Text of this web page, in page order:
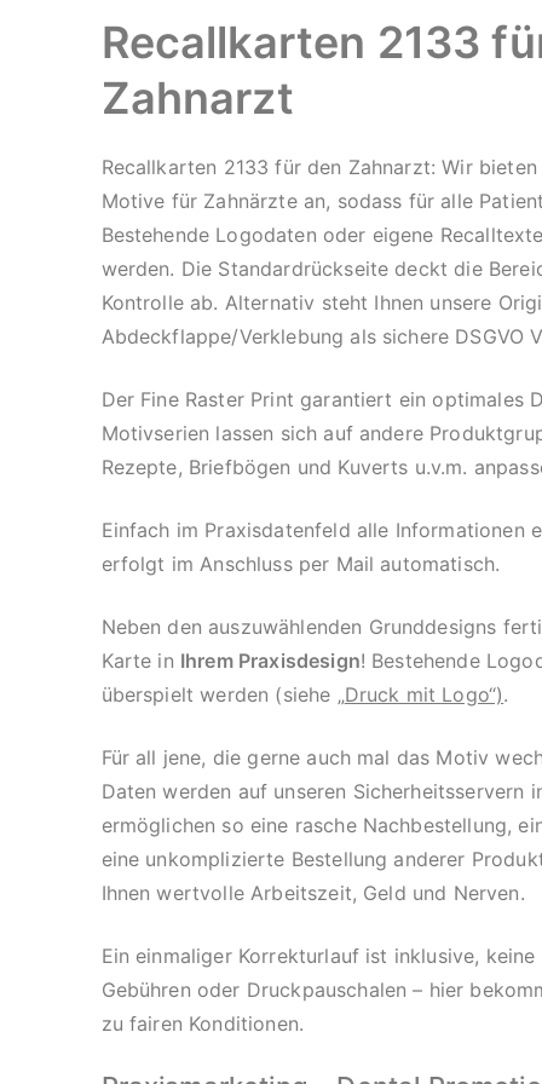
Recallkarten 2133
Zahnarzt
Recallkarten 2133 für den Zahnarzt: Wir
Motive für Zahnärzte an, sodass für alle
Bestehende Logodaten oder eigene
werden. Die Standardrückseite deckt die
Kontrolle ab. Alternativ steht Ihnen unsere
Abdeckflappe/Verklebung als sichere DSGVO
Der Fine Raster Print garantiert ein optimales
Motivserien lassen sich auf andere
Rezepte, Briefbögen und Kuverts u.v.m.
Einfach im Praxisdatenfeld alle Informationen
erfolgt im Anschluss per Mail automatisch.
Neben den auszuwählenden Grunddesigns
Karte in Ihrem Praxisdesign! Bestehende
überspielt werden (siehe „Druck mit Logo“).
Für all jene, die gerne auch mal das Motiv
Daten werden auf unseren Sicherheitsservern
ermöglichen so eine rasche Nachbestellung,
eine unkomplizierte Bestellung anderer
Ihnen wertvolle Arbeitszeit, Geld und Nerven.
Ein einmaliger Korrekturlauf ist inklusive,
Gebühren oder Druckpauschalen – hier
zu fairen Konditionen.